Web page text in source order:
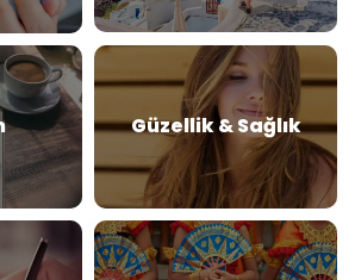
Güzellik & Sağlık